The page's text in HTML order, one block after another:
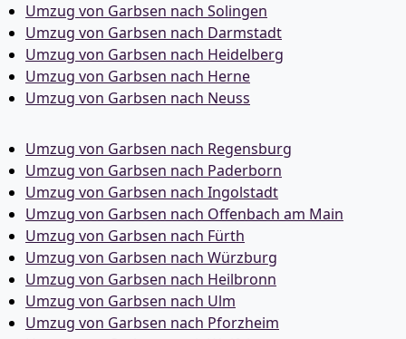
Umzug von Garbsen nach Solingen
Umzug von Garbsen nach Darmstadt
Umzug von Garbsen nach Heidelberg
Umzug von Garbsen nach Herne
Umzug von Garbsen nach Neuss
Umzug von Garbsen nach Regensburg
Umzug von Garbsen nach Paderborn
Umzug von Garbsen nach Ingolstadt
Umzug von Garbsen nach Offenbach am Main
Umzug von Garbsen nach Fürth
Umzug von Garbsen nach Würzburg
Umzug von Garbsen nach Heilbronn
Umzug von Garbsen nach Ulm
Umzug von Garbsen nach Pforzheim